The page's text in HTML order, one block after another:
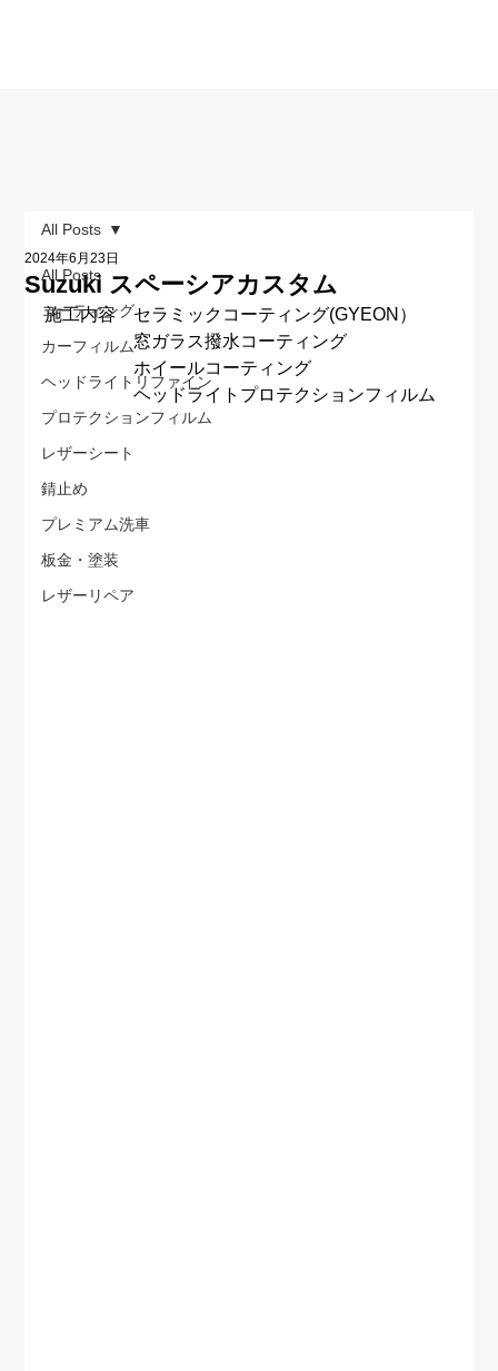
All Posts
コーティング
カーフィルム
ヘッドライトリファイン
プロテクションフィルム
レザーシート
錆止め
プレミアム洗車
板金・塗装
レザーリペア
All Posts
Suzuki スペーシアカスタム
2024年6月23日
施工内容　セラミックコーティング(GYEON）
窓ガラス撥水コーティング
ホイールコーティング
ヘッドライトプロテクションフィルム